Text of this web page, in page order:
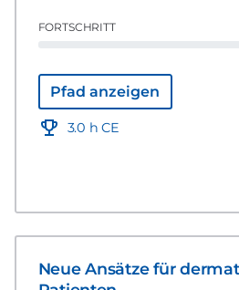
dermatologische
FORTSCHRITT
Pfad anzeigen
3.0 h CE
Neue Ansätze für